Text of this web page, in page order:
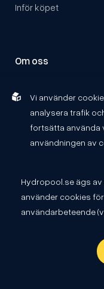
Inför köpet
Om oss
Kontakta oss
Återförsäljare
2026
Vi använder
analysera trafik
fortsätta använda
användningen av
Hydropool.se ägs
använder cookies
användarbeteende
Cookies kan vara
sessionsbaserade